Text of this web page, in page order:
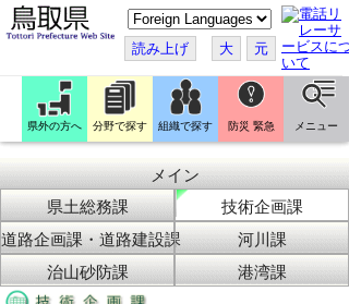
こ
の
ペ
ー
ジ
翻
訳
す
読み上げ 大 元
県外の方へ 分野で探す 組織で探す 防災 緊急 メニュー
メイン
県土総務課
技術企画課
道路企画課・道路建設課
河川課
治山砂防課
港湾課